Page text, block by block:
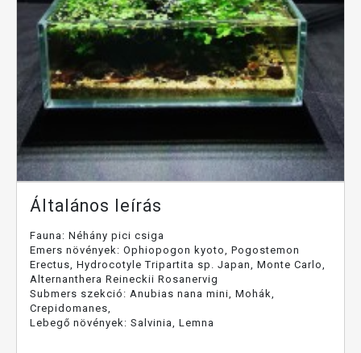
Általános leírás
Fauna: Néhány pici csiga
Emers növények: Ophiopogon kyoto, Pogostemon
Erectus, Hydrocotyle Tripartita sp. Japan, Monte Carlo,
Alternanthera Reineckii Rosanervig
Submers szekció: Anubias nana mini, Mohák,
Crepidomanes,
Lebegő növények: Salvinia, Lemna